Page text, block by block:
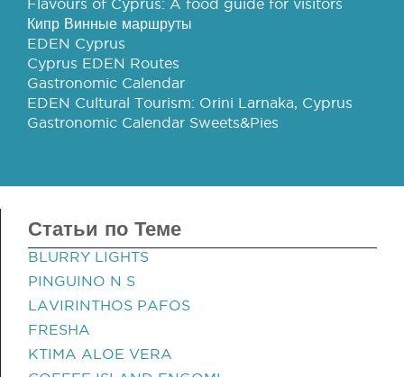
Flavours of Cyprus: A food guide for visitors
Кипр Винные маршруты
EDEN Cyprus
Cyprus EDEN Routes
Gastronomic Calendar
EDEN Cultural Tourism: Orini Larnaka, Cyprus
Gastronomic Calendar Sweets&Pies
Статьи по Теме
BLURRY LIGHTS
PINGUINO N S
LAVIRINTHOS PAFOS
FRESHA
KTIMA ALOE VERA